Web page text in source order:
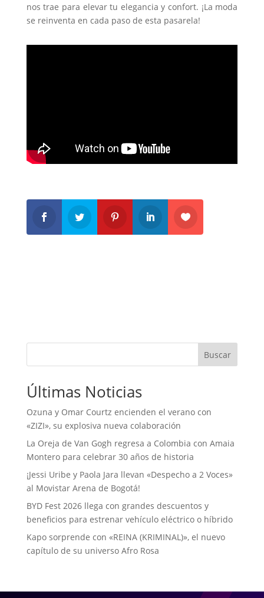
nos trae para elevar tu elegancia y confort. ¡La moda
se reinventa en cada paso de esta pasarela!
Buscar
Últimas Noticias
Ozuna y Omar Courtz encienden el verano con
«ZIZI», su explosiva nueva colaboración
La Oreja de Van Gogh regresa a Colombia con Amaia
Montero para celebrar 30 años de historia
¡Jessi Uribe y Paola Jara llevan «Despecho a 2 Voces»
al Movistar Arena de Bogotá!
BYD Fest 2026 llega con grandes descuentos y
beneficios para estrenar vehículo eléctrico o híbrido
Kapo sorprende con «REINA (KRIMINAL)», el nuevo
capítulo de su universo Afro Rosa